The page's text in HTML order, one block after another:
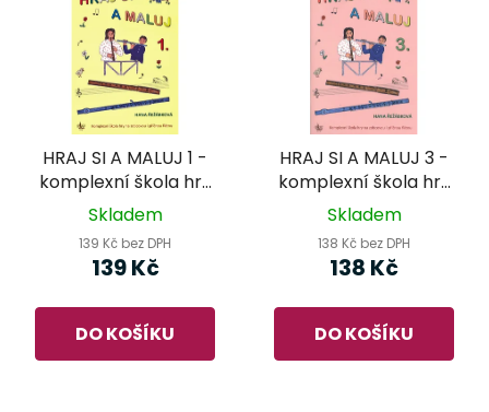
HRAJ SI A MALUJ 1 -
komplexní škola hry
na zobcovou i příčnou
Skladem
139 Kč bez DPH
139 Kč
DO KOŠÍKU
HRAJ SI A MALUJ 3 -
komplexní škola hry
na zobcovou i příčnou
Skladem
138 Kč bez DPH
138 Kč
DO KOŠÍKU